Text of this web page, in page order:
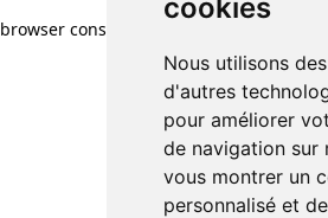
cookies
Nous utilisons
d'autres
pour améliorer
de navigation sur
vous montrer un
personnalisé et
browser console for more information)